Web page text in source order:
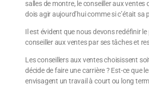
salles de montre, le conseiller aux ventes
dois agir aujourd’hui comme si c’était sa
Il est évident que nous devons redéfinir le
conseiller aux ventes par ses tâches et
Les conseillers aux ventes choisissent
décide de faire une carrière ? Est-ce que
envisagent un travail à court ou long